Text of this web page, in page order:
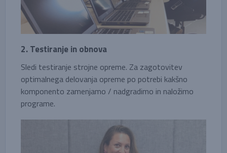
2. Testiranje in obnova
Sledi testiranje strojne opreme. Za zagotovitev
optimalnega delovanja opreme po potrebi kakšno
komponento zamenjamo / nadgradimo in naložimo
programe.